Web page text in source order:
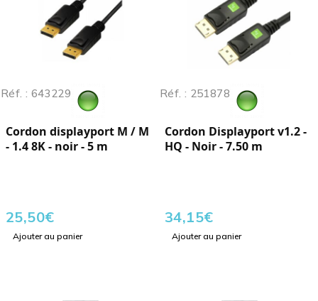
Réf. : 643229
Cordon displayport M / M
- 1.4 8K - noir - 5 m
25,50€
Ajouter au panier
Réf. : 251878
Cordon Displayport v1.2 -
HQ - Noir - 7.50 m
34,15€
Ajouter au panier